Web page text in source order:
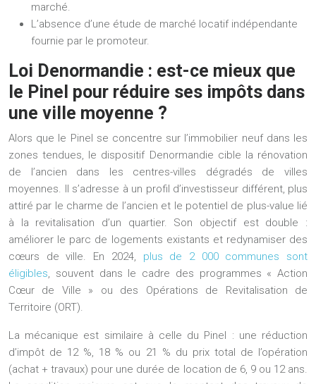
marché.
L’absence d’une étude de marché locatif indépendante
fournie par le promoteur.
Loi Denormandie : est-ce mieux que
le Pinel pour réduire ses impôts dans
une ville moyenne ?
Alors que le Pinel se concentre sur l’immobilier neuf dans les
zones tendues, le dispositif Denormandie cible la rénovation
de l’ancien dans les centres-villes dégradés de villes
moyennes. Il s’adresse à un profil d’investisseur différent, plus
attiré par le charme de l’ancien et le potentiel de plus-value lié
à la revitalisation d’un quartier. Son objectif est double :
améliorer le parc de logements existants et redynamiser des
cœurs de ville. En 2024, plus de 2 000 communes sont
éligibles, souvent dans le cadre des programmes « Action
Cœur de Ville » ou des Opérations de Revitalisation de
Territoire (ORT).
La mécanique est similaire à celle du Pinel : une réduction
d’impôt de 12 %, 18 % ou 21 % du prix total de l’opération
(achat + travaux) pour une durée de location de 6, 9 ou 12 ans.